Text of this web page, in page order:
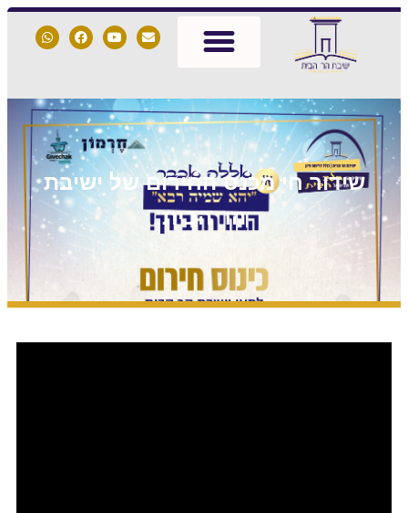
שידור חי מכנס החירום של ישיבת
הר הבית